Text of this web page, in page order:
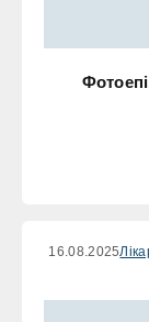
16.08.2025